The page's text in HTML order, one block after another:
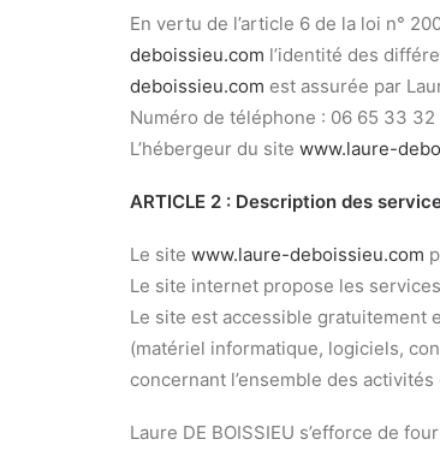
En vertu de l’article 6 de la loi n°
deboissieu.com l’identité des
deboissieu.com est assurée par
Numéro de téléphone : 06 65 33
L’hébergeur du site www.laure-
ARTICLE 2 : Description des
Le site www.laure-deboissieu.com
Le site internet propose les
Le site est accessible gratuitement
(matériel informatique, logiciels,
concernant l’ensemble des
Laure DE BOISSIEU s’efforce de